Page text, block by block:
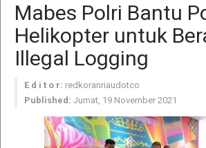
Mabes Polri Bantu
Helikopter untuk
Illegal Logging
E d i t o r: redkoranriaudotco
Published: Jumat, 19 November 2021